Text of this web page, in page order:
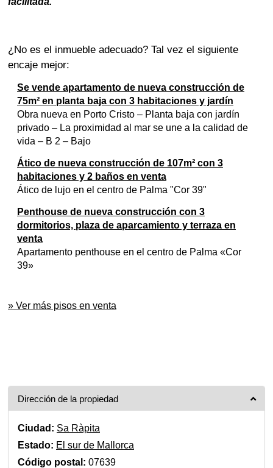
¿No es el inmueble adecuado? Tal vez el siguiente
encaje mejor:
Se vende apartamento de nueva construcción de
75m² en planta baja con 3 habitaciones y jardín
Obra nueva en Porto Cristo – Planta baja con jardín
privado – La proximidad al mar se une a la calidad de
vida – B 2 – Bajo
Ático de nueva construcción de 107m² con 3
habitaciones y 2 baños en venta
Ático de lujo en el centro de Palma "Cor 39"
Penthouse de nueva construcción con 3
dormitorios, plaza de aparcamiento y terraza en
venta
Apartamento penthouse en el centro de Palma «Cor
39»
» Ver más pisos en venta
Dirección de la propiedad
Ciudad: Sa Ràpita
Estado: El sur de Mallorca
Código postal: 07639